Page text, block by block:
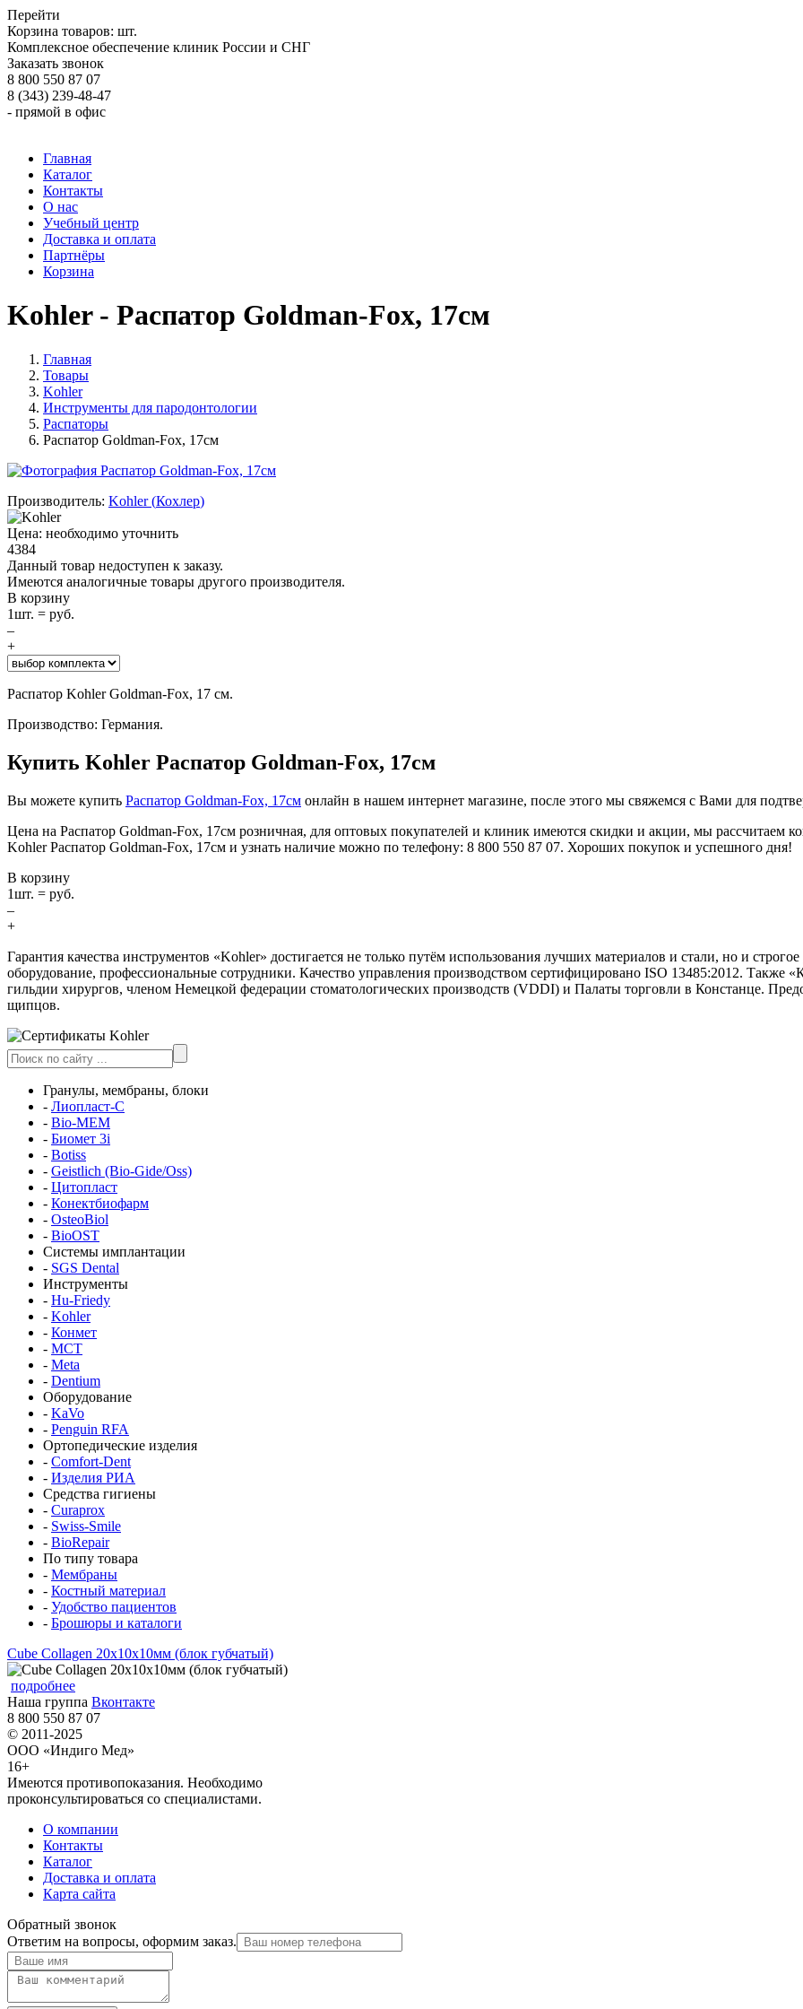
Перейти
Корзина товаров: шт.
Комплексное обеспечение клиник России и СНГ
Заказать звонок
8 800 550 87 07
8 (343) 239-48-47
- прямой в офис
Главная
Каталог
Контакты
О нас
Учебный центр
Доставка и оплата
Партнёры
Корзина
Kohler - Распатор Goldman-Fox, 17см
Главная
Товары
Kohler
Инструменты для пародонтологии
Распаторы
Распатор Goldman-Fox, 17см
Производитель: Kohler(Кохлер)
Цена: необходимо уточнить
4384
Данный товар недоступен к заказу.
Имеются аналогичные товары другого производителя.
В корзину
1шт. = руб.
–
+
Распатор Kohler Goldman-Fox, 17 см.
Производство: Германия.
Купить Kohler Распатор Goldman-Fox, 17см
Вы можете купить Распатор Goldman-Fox, 17см онлайн в нашем интернет магазине, после этого мы свяжемся с Вами для
Цена на Распатор Goldman-Fox, 17см розничная, для оптовых покупателей и клиник имеются скидки и акции, мы рассчитаем
Kohler Распатор Goldman-Fox, 17см и узнать наличие можно по телефону: 8 800 550 87 07. Хороших покупок и успешного дня!
В корзину
1шт. = руб.
–
+
Гарантия качества инструментов «Kohler» достигается не только путём использования лучших материалов и стали, но и
оборудование, профессиональные сотрудники. Качество управления производством сертифицировано ISO 13485:2012. Также
гильдии хирургов, членом Немецкой федерации стоматологических производств (VDDI) и Палаты торговли в Констанце.
щипцов.
Гранулы, мембраны, блоки
- Лиопласт-С
- Bio-MEM
- Биомет 3i
- Botiss
- Geistlich (Bio-Gide/Oss)
- Цитопласт
- Конектбиофарм
- OsteoBiol
- BioOST
Системы имплантации
- SGS Dental
Инструменты
- Hu-Friedy
- Kohler
- Конмет
- MCT
- Meta
- Dentium
Оборудование
- KaVo
- Penguin RFA
Ортопедические изделия
- Comfort-Dent
- Изделия РИА
Средства гигиены
- Curaprox
- Swiss-Smile
- BioRepair
По типу товара
- Мембраны
- Костный материал
- Удобство пациентов
- Брошюры и каталоги
Cube Collagen 20x10x10мм (блок губчатый)
подробнее
Наша группа Вконтакте
8 800 550 87 07
© 2011-2025
ООО «Индиго Мед»
16+
Имеются противопоказания. Необходимо
проконсультироваться со специалистами.
О компании
Контакты
Каталог
Доставка и оплата
Карта сайта
Обратный звонок
Ответим на вопросы, оформим заказ.